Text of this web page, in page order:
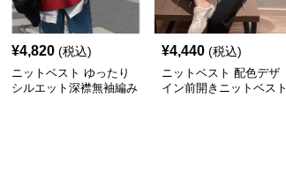
¥4,820 (税込)
ニットベスト ゆったり
シルエット深襟無袖編み
¥4,440 (税込)
ニットベスト 配色デザ
イン前開きニットベスト